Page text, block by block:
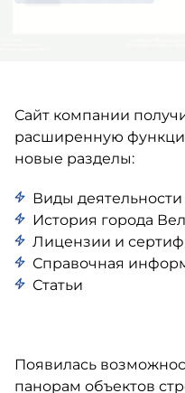
Сайт компании
расширенную
новые разделы:
Виды
История города
Лицензии и
Справочная
Статьи
Появилась
панорам объектов